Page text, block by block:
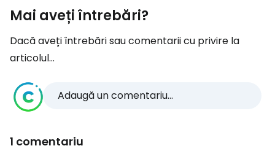
Mai aveți întrebări?
Dacă aveți întrebări sau comentarii cu privire la
articolul...
Adaugă un comentariu...
1 comentariu